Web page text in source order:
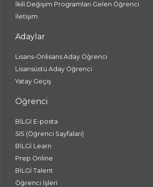
İkili Değişim Programları Gelen Öğrenci
İletişim
Adaylar
Lisans-Önlisans Aday Öğrenci
Lisansüstü Aday Öğrenci
Yatay Geçiş
Öğrenci
BİLGİ E-posta
SIS (Öğrenci Sayfaları)
BİLGİ Learn
Prep Online
BİLGİ Talent
Öğrenci İşleri